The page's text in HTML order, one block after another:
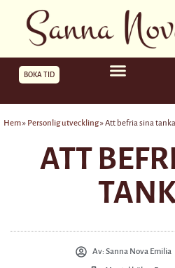
BOKA TID
Hem» Personlig utveckling»Att befria sina
ATT
Av: Sanna Nova Emilia